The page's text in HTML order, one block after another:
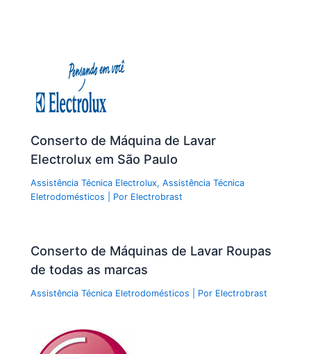
Conserto de Máquina de Lavar
Electrolux em São Paulo
Assistência Técnica Electrolux,Assistência Técnica
Eletrodomésticos | Por Electrobrast
Conserto de Máquinas de Lavar Roupas
de todas as marcas
Assistência Técnica Eletrodomésticos | Por Electrobrast